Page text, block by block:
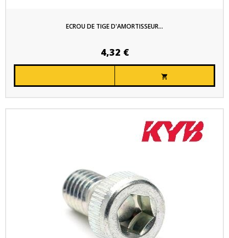
ECROU DE TIGE D'AMORTISSEUR...
4,32 €
